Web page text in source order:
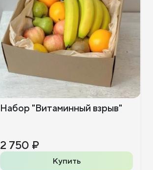
Набор "Витаминный взрыв"
2 750 ₽
Купить